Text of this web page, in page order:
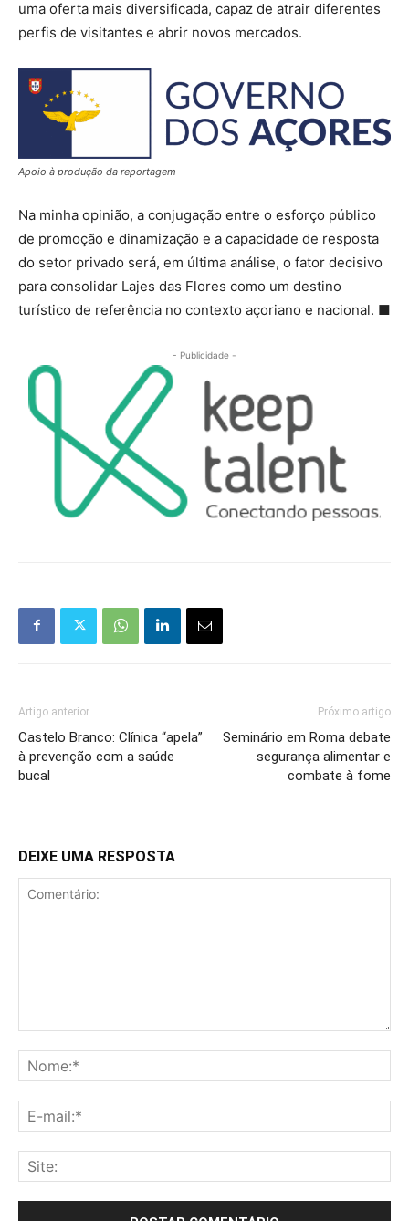
uma oferta mais diversificada, capaz de atrair diferentes
perfis de visitantes e abrir novos mercados.
Apoio à produção da reportagem
Na minha opinião, a conjugação entre o esforço público
de promoção e dinamização e a capacidade de resposta
do setor privado será, em última análise, o fator decisivo
para consolidar Lajes das Flores como um destino
turístico de referência no contexto açoriano e nacional. ■
- Publicidade -
Artigo anterior
Castelo Branco: Clínica “apela”
à prevenção com a saúde
bucal
Próximo artigo
Seminário em Roma debate
segurança alimentar e
combate à fome
DEIXE UMA RESPOSTA